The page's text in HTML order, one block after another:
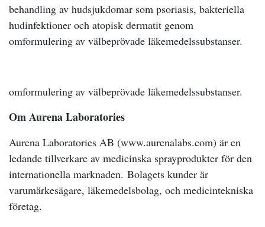
behandling av hudsjukdomar som psoriasis, bakteriella
hudinfektioner och atopisk dermatit genom
omformulering av välbeprövade läkemedelssubstanser.
omformulering av välbeprövade läkemedelssubstanser.
Om Aurena Laboratories
Aurena Laboratories AB (www.aurenalabs.com) är en
ledande tillverkare av medicinska sprayprodukter för den
internationella marknaden. Bolagets kunder är
varumärkesägare, läkemedelsbolag, och medicintekniska
företag.